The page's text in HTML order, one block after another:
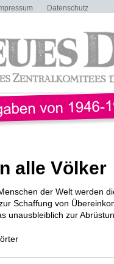
Datenschutz
alle Völker
der Welt werden
Schaffung von
unausbleiblich zur